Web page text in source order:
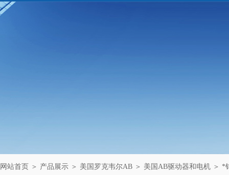
网站首页 ＞ 产品展示 ＞ 美国罗克韦尔AB ＞ 美国AB驱动器和电机 ＞ *